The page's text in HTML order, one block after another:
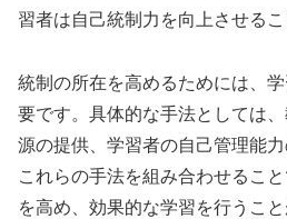
習者は自己統制力を向上させるこ
統制の所在を高めるためには、
要です。具体的な手法としては
源の提供、学習者の自己管理能力
これらの手法を組み合わせるこ
を高め、効果的な学習を行うこと